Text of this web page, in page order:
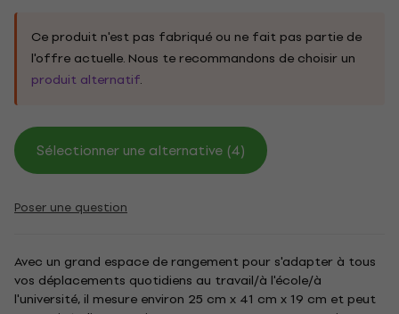
Ce produit n'est pas fabriqué ou ne fait pas partie de
l'offre actuelle. Nous te recommandons de choisir un
produit alternatif.
Sélectionner une alternative (4)
Poser une question
Avec un grand espace de rangement pour s'adapter à tous
vos déplacements quotidiens au travail/à l'école/à
l'université, il mesure environ 25 cm x 41 cm x 19 cm et peut